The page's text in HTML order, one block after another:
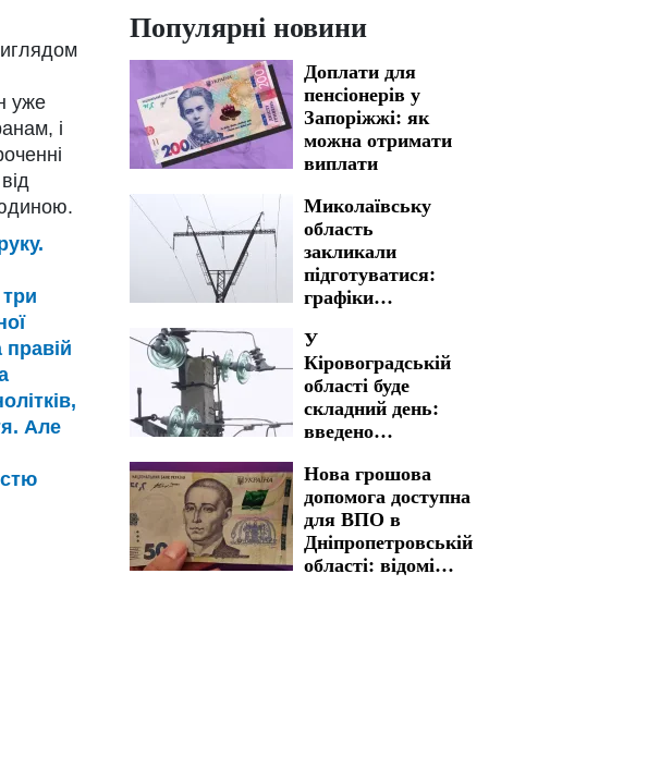
уже
і
Але
Популярні новини
Доплати для
пенсіонерів у
Запоріжжі: як
можна отримати
виплати
Миколаївську
область
закликали
підготуватися:
графіки
світла на 5 та 6
серпня введено на
довгі години
У
Кіровоградській
області буде
складний день:
введено
графіки
відключення
світла на 5 та 6
серпня
Нова грошова
допомога доступна
для ВПО в
Дніпропетровській
області: відомі